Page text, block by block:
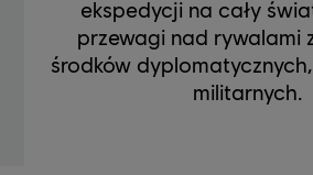
ekspedycji na cały
przewagi nad rywalami
środków
militarnych.